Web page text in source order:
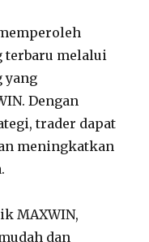
melalui
yang
Dengan
trader dapat
meningkatkan
MAXWIN,
dan